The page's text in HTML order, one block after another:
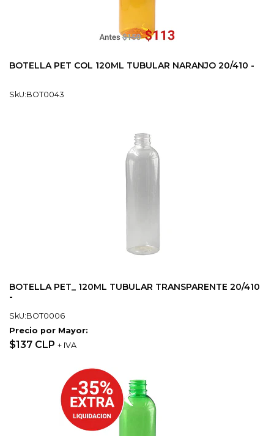
BOTELLA PET COL 120ML TUBULAR NARANJO 20/410 -
SkU:BOT0043
BOTELLA PET_ 120ML TUBULAR TRANSPARENTE 20/410
-
SkU:BOT0006
Precio por Mayor:
$137 CLP + IVA